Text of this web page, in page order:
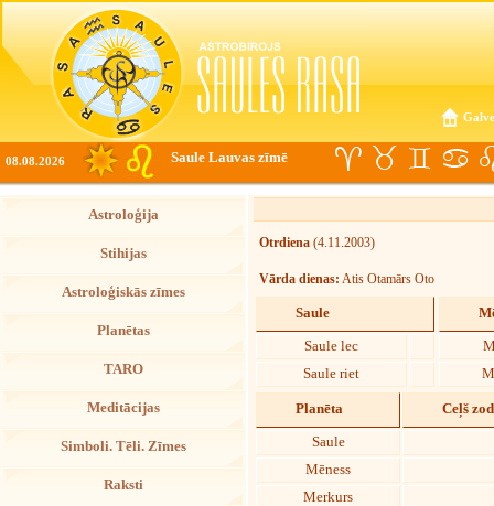
08.08.2026 Saule Lauvas zīmē
Astroloģija
Stihijas
Astroloģiskās zīmes
Planētas
TARO
Meditācijas
Simboli. Tēli. Zīmes
Raksti
Otrdiena (4.11.2003)
Vārda dienas: Atis Otamārs Oto
Saule
Saule lec
Saule riet
Planēta Ceļš
Saule
Mēness
Merkurs